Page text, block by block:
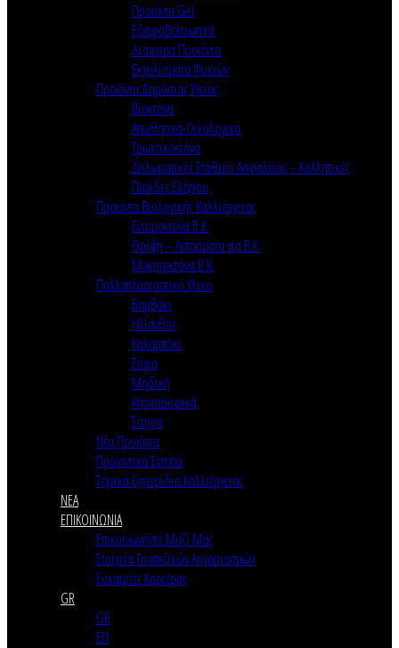
Προϊόντα Gel
Εδαφοβελτιωτικά
Διάφορα Προϊόντα
Εκχυλίσματα Φυκιών
Προϊόντα Δημόσιας Υγείας
Βιοκτόνα
Απωθητικά-Οικολογικά
Τρωκτικοκτόνα
Δολωματικοί Σταθμοί Ασφαλείας – Κολλητικές
Παγίδες Ελέγχου
Προϊόντα Βιολογικής Καλλιέργειας
Εντομοκτόνα Β.Κ.
Θρέψη – Λιπάσματα για Β.Κ.
Μυκητοκτόνα Β.Κ.
Πολλαπλασιαστικό Υλικό
Βαμβάκι
Ηλίανθος
Καλαμπόκι
Σόγια
Μηδική
Κτηνοτροφικά
Σιτηρά
Νέα Προϊόντα
Προϊοντικά Έντυπα
Τεχνικά Εγχειρίδια Καλλιέργειας
ΝΕΑ
ΕΠΙΚΟΙΝΩΝΙΑ
Επικοινωνήστε Μαζί Μας
Στοιχεία Τραπεζικών Λογαριασμών
Ευκαιρίες Καριέρας
GR
GR
EN